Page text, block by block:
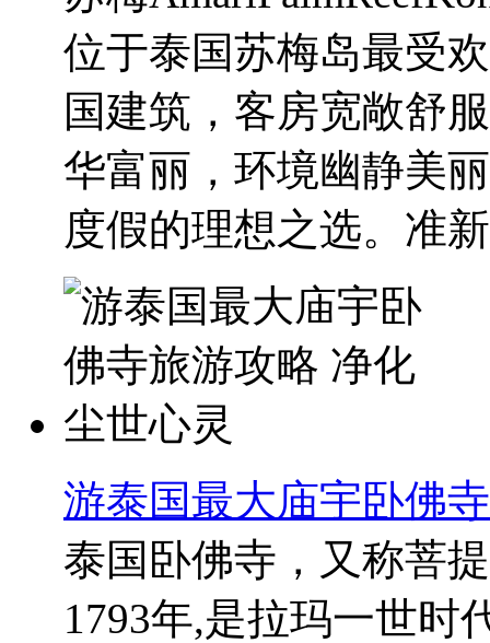
位于泰国苏梅岛最受
国建筑，客房宽敞舒
华富丽，环境幽静美
度假的理想之选。准
游泰国最大庙宇卧佛
泰国卧佛寺，又称菩
1793年,是拉玛一世时